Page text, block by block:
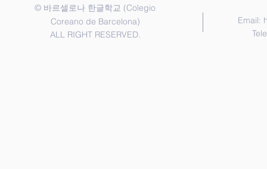
© 바르셀로나 한글학교 (Colegio
Coreano de Barcelona)
ALL RIGHT RESERVED.
Email: